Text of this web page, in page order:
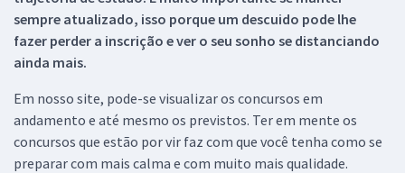
sempre atualizado, isso porque um descuido pode lhe
fazer perder a inscrição e ver o seu sonho se distanciando
ainda mais.
Em nosso site, pode-se visualizar os concursos em
andamento e até mesmo os previstos. Ter em mente os
concursos que estão por vir faz com que você tenha como se
preparar com mais calma e com muito mais qualidade.